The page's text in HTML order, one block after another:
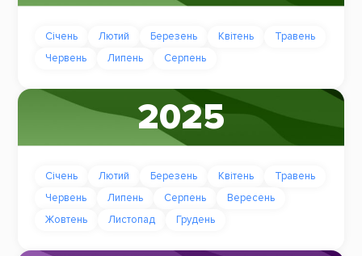
Січень Лютий Березень Квітень
Травень
Червень
Липень Серпень
2025
Січень Лютий Березень Квітень
Травень
Червень
Липень Серпень
Вересень
Жовтень
Листопад Грудень